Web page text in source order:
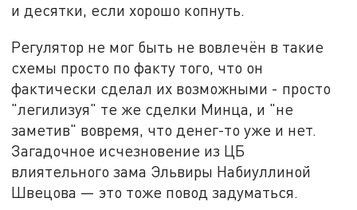
и десятки, если хорошо копнуть.
Регулятор не мог быть не вовлечён в такие
схемы просто по факту того, что он
фактически сделал их возможными - просто
"легилизуя" те же сделки Минца, и "не
заметив" вовремя, что денег-то уже и нет.
Загадочное исчезновение из ЦБ
влиятельного зама Эльвиры Набиуллиной
Швецова — это тоже повод задуматься.